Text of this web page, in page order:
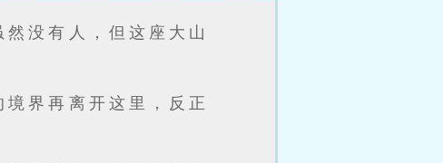
没有人，但这座大山
界再离开这里，反正